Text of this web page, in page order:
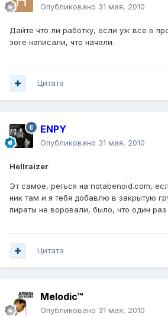
Опубликовано 31 мая, 2010
Дайте что ли работку, если уж все в
зоге написали, что начали.
Цитата
ENPY
Опубликовано 31 мая, 2010
Hellraizer
Эт самое, регься на notabenoid.com,
ник там и я тебя добавлю в закрытую
пираты не воровали, было, что один
Цитата
Melodic™
Опубликовано 31 мая, 2010